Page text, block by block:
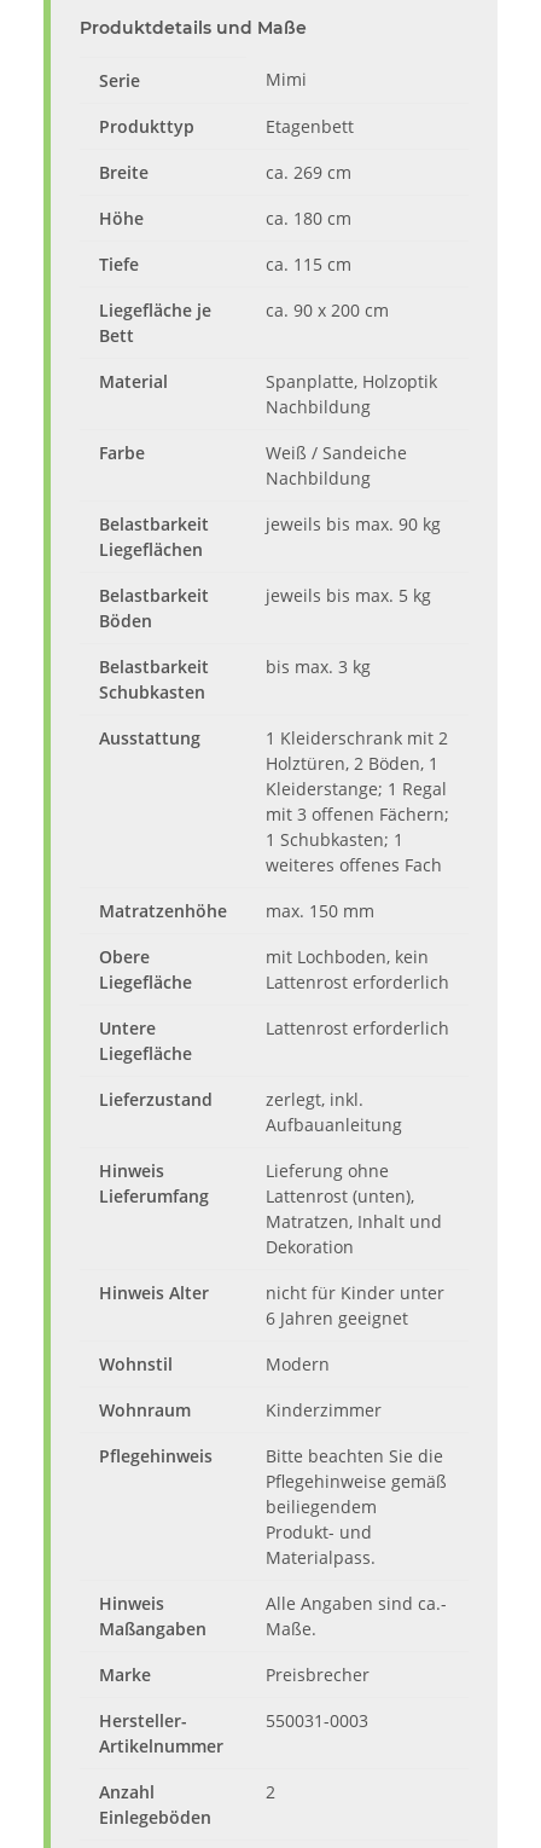
Produktdetails und Maße
Serie Mimi
Produkttyp
Etagenbett
Breite
ca. 269 cm
Höhe
ca. 180 cm
Tiefe
ca. 115 cm
Liegefläche je
Bett
ca. 90 x 200 cm
Material
Spanplatte, Holzoptik
Nachbildung
Farbe
Weiß / Sandeiche
Nachbildung
Belastbarkeit
Liegeflächen
jeweils bis max. 90 kg
Belastbarkeit
Böden
jeweils bis max. 5 kg
Belastbarkeit
Schubkasten
bis max. 3 kg
Ausstattung
1 Kleiderschrank mit 2
Holztüren, 2 Böden, 1
Kleiderstange; 1 Regal
mit 3 offenen Fächern;
1 Schubkasten; 1
weiteres offenes Fach
Matratzenhöhe
max. 150 mm
Obere
Liegefläche
mit Lochboden, kein
Lattenrost erforderlich
Untere
Liegefläche
Lattenrost erforderlich
Lieferzustand
zerlegt, inkl.
Aufbauanleitung
Hinweis
Lieferumfang
Lieferung ohne
Lattenrost (unten),
Matratzen, Inhalt und
Dekoration
Hinweis Alter
nicht für Kinder unter
6 Jahren geeignet
Wohnstil
Modern
Wohnraum
Kinderzimmer
Pflegehinweis
Bitte beachten Sie die
Pflegehinweise gemäß
beiliegendem
Produkt- und
Materialpass.
Hinweis
Maßangaben
Alle Angaben sind ca.-
Maße.
Marke
Preisbrecher
Hersteller-
Artikelnummer
550031-0003
Anzahl
Einlegeböden
2